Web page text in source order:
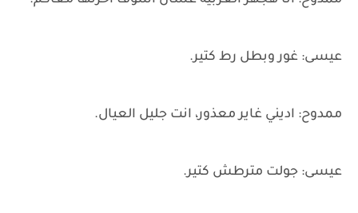
عيسى: غور وبطل رط كتير.
ممدوح: اديني غاير معذور، انت جليل العيال.
عيسى: جولت مترطش كتير.